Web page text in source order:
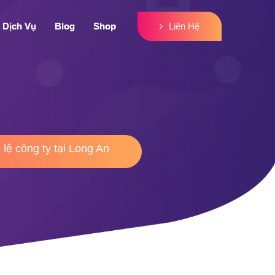
Liên Hệ
Dịch Vụ Blog Shop Liên Hệ
Dịch Vụ Blog Shop
công ty tại Long An